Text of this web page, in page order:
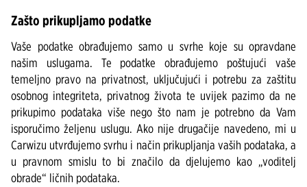
Zašto prikupljamo podatke
Vaše podatke obrađujemo samo u svrhe koje su opravdane
našim uslugama. Te podatke obrađujemo poštujući vaše
temeljno pravo na privatnost, uključujući i potrebu za zaštitu
osobnog integriteta, privatnog života te uvijek pazimo da ne
prikupimo podataka više nego što nam je potrebno da Vam
isporučimo željenu uslugu. Ako nije drugačije navedeno, mi u
Carwizu utvrđujemo svrhu i način prikupljanja vaših podataka, a
u pravnom smislu to bi značilo da djelujemo kao „voditelj
obrade“ ličnih podataka.